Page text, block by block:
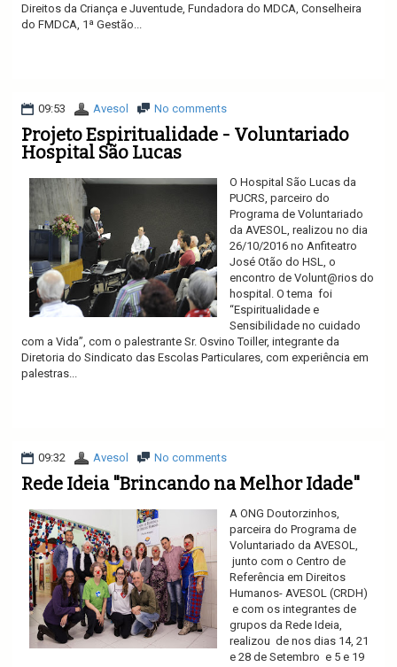
Direitos da Criança e Juventude, Fundadora do MDCA, Conselheira
do FMDCA, 1ª Gestão...
09:53 Avesol No comments
Projeto Espiritualidade - Voluntariado
Hospital São Lucas
O Hospital São Lucas da
PUCRS, parceiro do
Programa de Voluntariado
da AVESOL, realizou no dia
26/10/2016 no Anfiteatro
José Otão do HSL, o
encontro de Volunt@rios do
hospital. O tema foi
“Espiritualidade e
Sensibilidade no cuidado
com a Vida”, com o palestrante Sr. Osvino Toiller, integrante da
Diretoria do Sindicato das Escolas Particulares, com experiência em
palestras...
09:32 Avesol No comments
Rede Ideia "Brincando na Melhor Idade"
A ONG Doutorzinhos,
parceira do Programa de
Voluntariado da AVESOL,
junto com o Centro de
Referência em Direitos
Humanos- AVESOL (CRDH)
e com os integrantes de
grupos da Rede Ideia,
realizou de nos dias 14, 21
e 28 de Setembro e 5 e 19